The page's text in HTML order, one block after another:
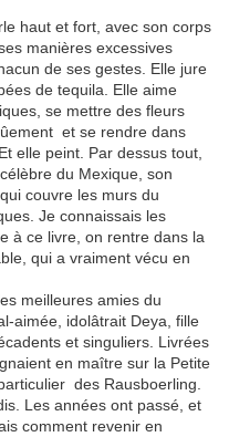
haut et fort, avec son corps
manières excessives
de ses gestes. Elle jure
de tequila. Elle aime
se mettre des fleurs
et se rendre dans
elle peint. Par dessus tout,
du Mexique, son
couvre les murs du
Je connaissais les
à ce livre, on rentre dans la
qui a vraiment vécu en
meilleures amies du
aimée, idolâtrait Deya, fille
et singuliers. Livrées
en maître sur la Petite
des Rausboerling.
Les années ont passé, et
comment revenir en